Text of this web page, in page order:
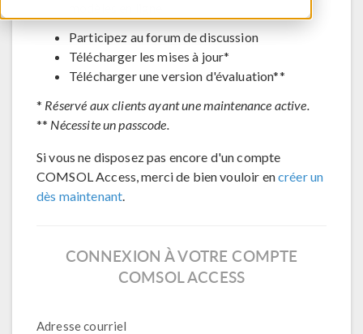
Participez au forum de discussion
Télécharger les mises à jour*
Télécharger une version d'évaluation**
* Réservé aux clients ayant une maintenance active.
** Nécessite un passcode.
Si vous ne disposez pas encore d'un compte
COMSOL Access, merci de bien vouloir encréer un
dès maintenant.
CONNEXION À VOTRE COMPTE
COMSOL ACCESS
Adresse courriel